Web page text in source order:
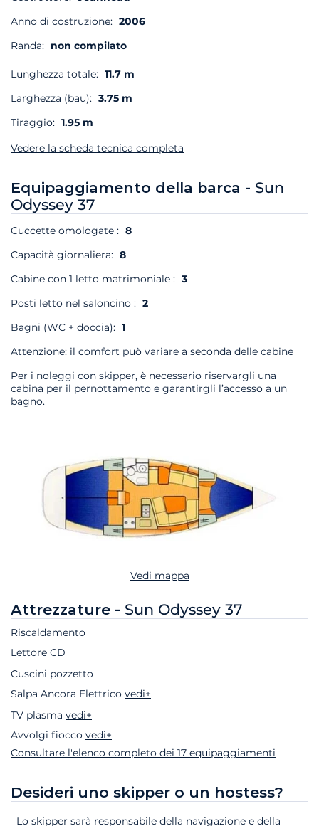
Anno di costruzione: 2006
Randa: non compilato
Lunghezza totale: 11.7 m
Larghezza (bau): 3.75 m
Tiraggio: 1.95 m
Vedere la scheda tecnica completa
Equipaggiamento della barca - Sun
Odyssey 37
Cuccette omologate : 8
Capacità giornaliera: 8
Cabine con 1 letto matrimoniale : 3
Posti letto nel saloncino : 2
Bagni (WC + doccia): 1
Attenzione: il comfort può variare a seconda delle cabine
Per i noleggi con skipper, è necessario riservargli una
cabina per il pernottamento e garantirgli l’accesso a un
bagno.
Vedi mappa
Attrezzature - Sun Odyssey 37
Riscaldamento
Lettore CD
Cuscini pozzetto
Salpa Ancora Elettrico vedi+
TV plasma vedi+
Avvolgi fiocco vedi+
Consultare l'elenco completo dei 17 equipaggiamenti
Desideri uno skipper o un hostess?
Lo skipper sarà responsabile della navigazione e della